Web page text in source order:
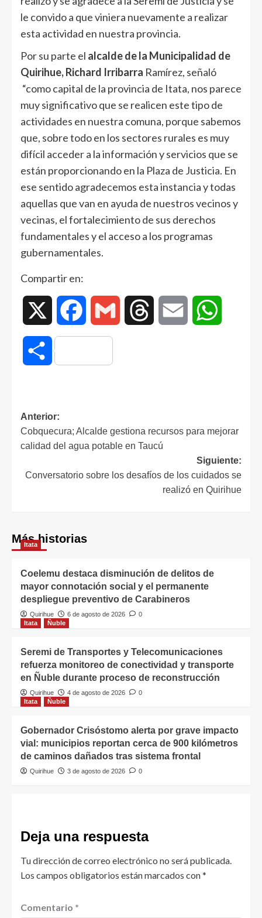
le convido a que viniera nuevamente a realizar
esta actividad en nuestra provincia.
Por su parte el alcalde de la Municipalidad de
Quirihue, Richard Irribarra Ramírez, señaló
“como capital de la provincia de Itata, nos parece
muy significativo que se realicen este tipo de
actividades en nuestra comuna, porque sabemos
que, sobre todo en los sectores rurales es muy
difícil acceder a la información y servicios que se
están proporcionando en la Plaza de Justicia. En
ese sentido agradecemos esta instancia y todas
aquellas que van en ayuda de nuestros vecinos y
vecinas, el fortalecimiento de sus derechos
fundamentales y el acceso a los programas
gubernamentales.
Compartir en:
Facebook Gmail Threads Email
Compartir
Anterior:
Cobquecura; Alcalde gestiona recursos para mejorar
calidad del agua potable en Taucú
Siguiente:
Conversatorio sobre los desafíos de los cuidados se
realizó en Quirihue
Más historias
Itata
Coelemu destaca disminución de delitos de
mayor connotación social y el permanente
despliegue preventivo de Carabineros
Quirihue 6 de agosto de 2026
0
Itata
Ñuble
Seremi de Transportes y Telecomunicaciones
refuerza monitoreo de conectividad y transporte
en Ñuble durante proceso de reconstrucción
Quirihue 4 de agosto de 2026
0
Itata
Ñuble
Gobernador Crisóstomo alerta por grave impacto
vial: municipios reportan cerca de 900 kilómetros
de caminos dañados tras sistema frontal
Quirihue 3 de agosto de 2026 0
Deja una respuesta
Tu dirección de correo electrónico no será publicada.
Los campos obligatorios están marcados con*
Comentario *